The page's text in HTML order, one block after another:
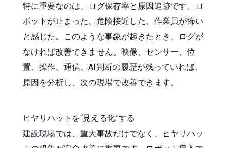
特に重要なのは、ログ保存率と原因追跡です。ロ
ボットが止まった、危険接近した、作業員が怖い
と感じた。このような事象が起きたとき、ログが
なければ改善できません。映像、センサー、位
置、操作、通信、AI判断の履歴が残っていれば、
原因を分析し、次の現場で改善できます。
ヒヤリハットを“見える化”する
建設現場では、重大事故だけでなく、ヒヤリハッ